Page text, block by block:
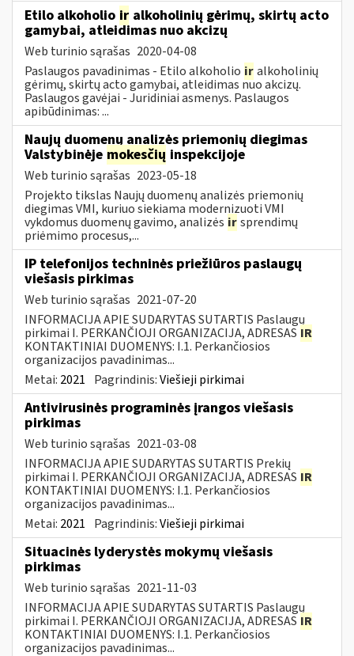
Etilo alkoholio ir alkoholinių gėrimų, skirtų acto
gamybai, atleidimas nuo akcizų
Web turinio sąrašas 2020-04-08
Paslaugos pavadinimas - Etilo alkoholio iralkoholinių
gėrimų, skirtų acto gamybai, atleidimas nuo akcizų.
Paslaugos gavėjai - Juridiniai asmenys. Paslaugos
apibūdinimas: ...
Naujų duomenų analizės priemonių diegimas
Valstybinėje mokesčių inspekcijoje
Web turinio sąrašas 2023-05-18
Projekto tikslas Naujų duomenų analizės priemonių
diegimas VMI, kuriuo siekiama modernizuoti VMI
vykdomus duomenų gavimo, analizės irsprendimų
priėmimo procesus,...
IP telefonijos techninės priežiūros paslaugų
viešasis pirkimas
Web turinio sąrašas 2021-07-20
INFORMACIJA APIE SUDARYTAS SUTARTIS Paslaugų
pirkimai I. PERKANČIOJI ORGANIZACIJA, ADRESAS IR
KONTAKTINIAI DUOMENYS: I.1. Perkančiosios
organizacijos pavadinimas...
Metai: 2021 Pagrindinis:Viešieji pirkimai
Antivirusinės programinės įrangos viešasis
pirkimas
Web turinio sąrašas 2021-03-08
INFORMACIJA APIE SUDARYTAS SUTARTIS Prekių
pirkimai I. PERKANČIOJI ORGANIZACIJA, ADRESAS IR
KONTAKTINIAI DUOMENYS: I.1. Perkančiosios
organizacijos pavadinimas...
Metai: 2021 Pagrindinis:Viešieji pirkimai
Situacinės lyderystės mokymų viešasis
pirkimas
Web turinio sąrašas 2021-11-03
INFORMACIJA APIE SUDARYTAS SUTARTIS Paslaugų
pirkimai I. PERKANČIOJI ORGANIZACIJA, ADRESAS IR
KONTAKTINIAI DUOMENYS: I.1. Perkančiosios
organizacijos pavadinimas...